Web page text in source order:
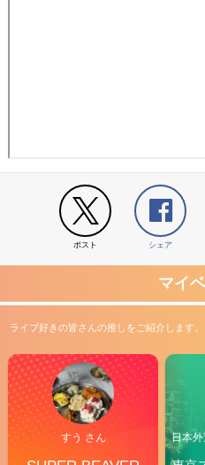
ポスト シェア
マイ
ライブ好きの皆さんの推しをご紹介します。
すう さん 日本